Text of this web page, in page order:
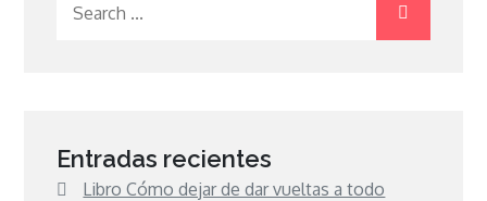
Entradas recientes
Libro Cómo dejar de dar vueltas a todo